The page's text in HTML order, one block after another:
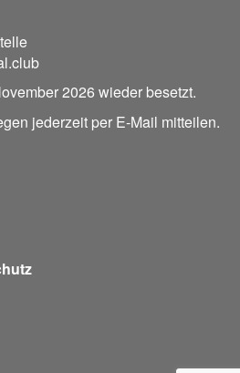
2026 wieder besetzt.
jederzeit per E-Mail mitteilen.